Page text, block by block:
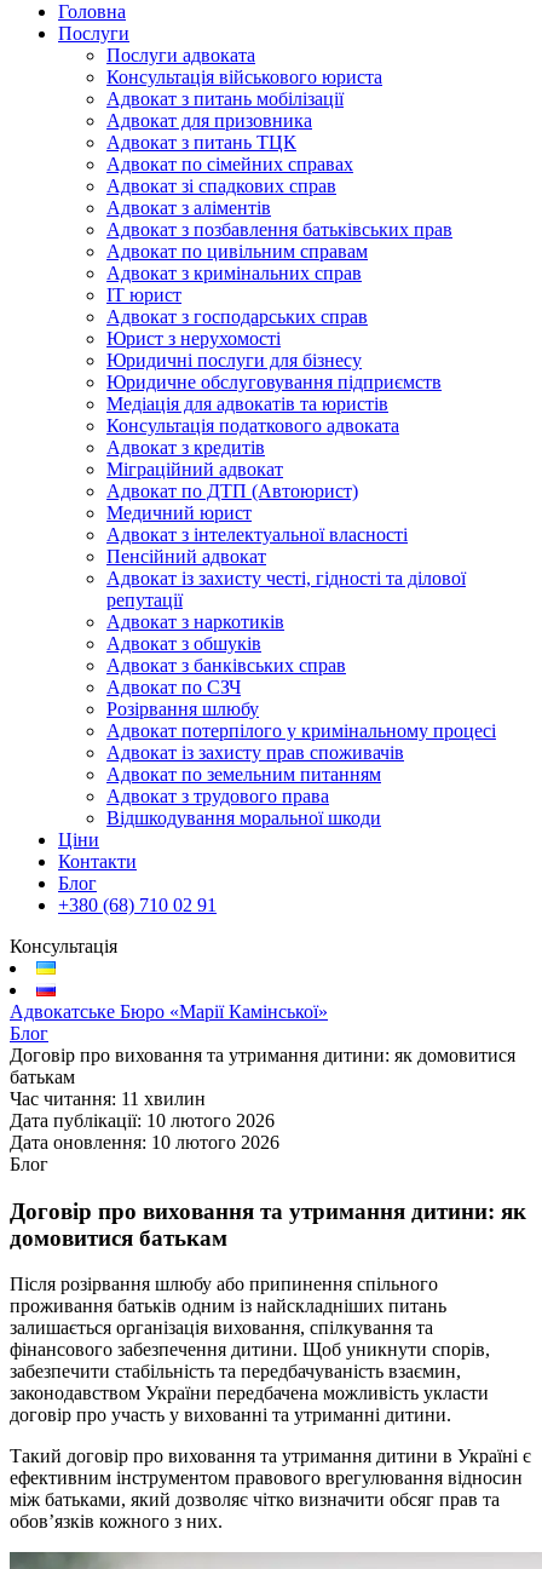
Головна
Послуги
Послуги адвоката
Консультація військового юриста
Адвокат з питань мобілізації
Адвокат для призовника
Адвокат з питань ТЦК
Адвокат по сімейних справах
Адвокат зі спадкових справ
Адвокат з аліментів
Адвокат з позбавлення батьківських прав
Адвокат по цивільним справам
Адвокат з кримінальних справ
IT юрист
Адвокат з господарських справ
Юрист з нерухомості
Юридичні послуги для бізнесу
Юридичне обслуговування підприємств
Медіація для адвокатів та юристів
Консультація податкового адвоката
Адвокат з кредитів
Міграційний адвокат
Адвокат по ДТП (Автоюрист)
Медичний юрист
Адвокат з інтелектуальної власності
Пенсійний адвокат
Адвокат із захисту честі, гідності та ділової
репутації
Адвокат з наркотиків
Адвокат з обшуків
Адвокат з банківських справ
Адвокат по СЗЧ
Розірвання шлюбу
Адвокат потерпілого у кримінальному процесі
Адвокат із захисту прав споживачів
Адвокат по земельним питанням
Адвокат з трудового права
Відшкодування моральної шкоди
Ціни
Контакти
Блог
+380 (68) 710 02 91
Консультація
Адвокатське Бюро «Марії Камінської»
Блог
Договір про виховання та утримання дитини: як домовитися
батькам
Час читання: 11 хвилин
Дата публікації: 10 лютого 2026
Дата оновлення: 10 лютого 2026
Блог
Договір про виховання та утримання дитини: як
домовитися батькам
Після розірвання шлюбу або припинення спільного
проживання батьків одним із найскладніших питань
залишається організація виховання, спілкування та
фінансового забезпечення дитини. Щоб уникнути спорів,
забезпечити стабільність та передбачуваність взаємин,
законодавством України передбачена можливість укласти
договір про участь у вихованні та утриманні дитини.
Такий договір про виховання та утримання дитини в Україні є
ефективним інструментом правового врегулювання відносин
між батьками, який дозволяє чітко визначити обсяг прав та
обов’язків кожного з них.